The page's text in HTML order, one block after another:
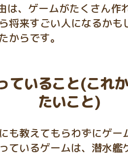
は、ゲームがたくさん作
将来すごい人になるかも
からです。
ていること(これ
たいこと)
も教えてもらわずにゲー
ているゲームは、潜水艦